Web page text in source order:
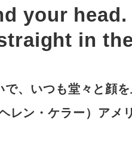
your
in
、いつも堂々と顔
レン・ケラー）アメ